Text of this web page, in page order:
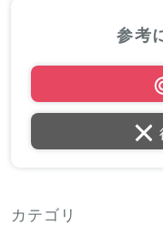
参考
カテゴリ